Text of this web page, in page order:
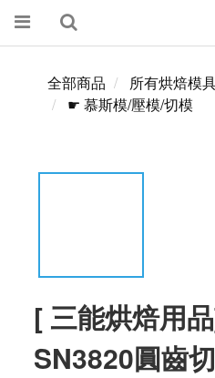
全部商品
所有烘焙模
☛ 慕斯模/壓模/切模
[ 三能烘焙用
SN3820圓齒